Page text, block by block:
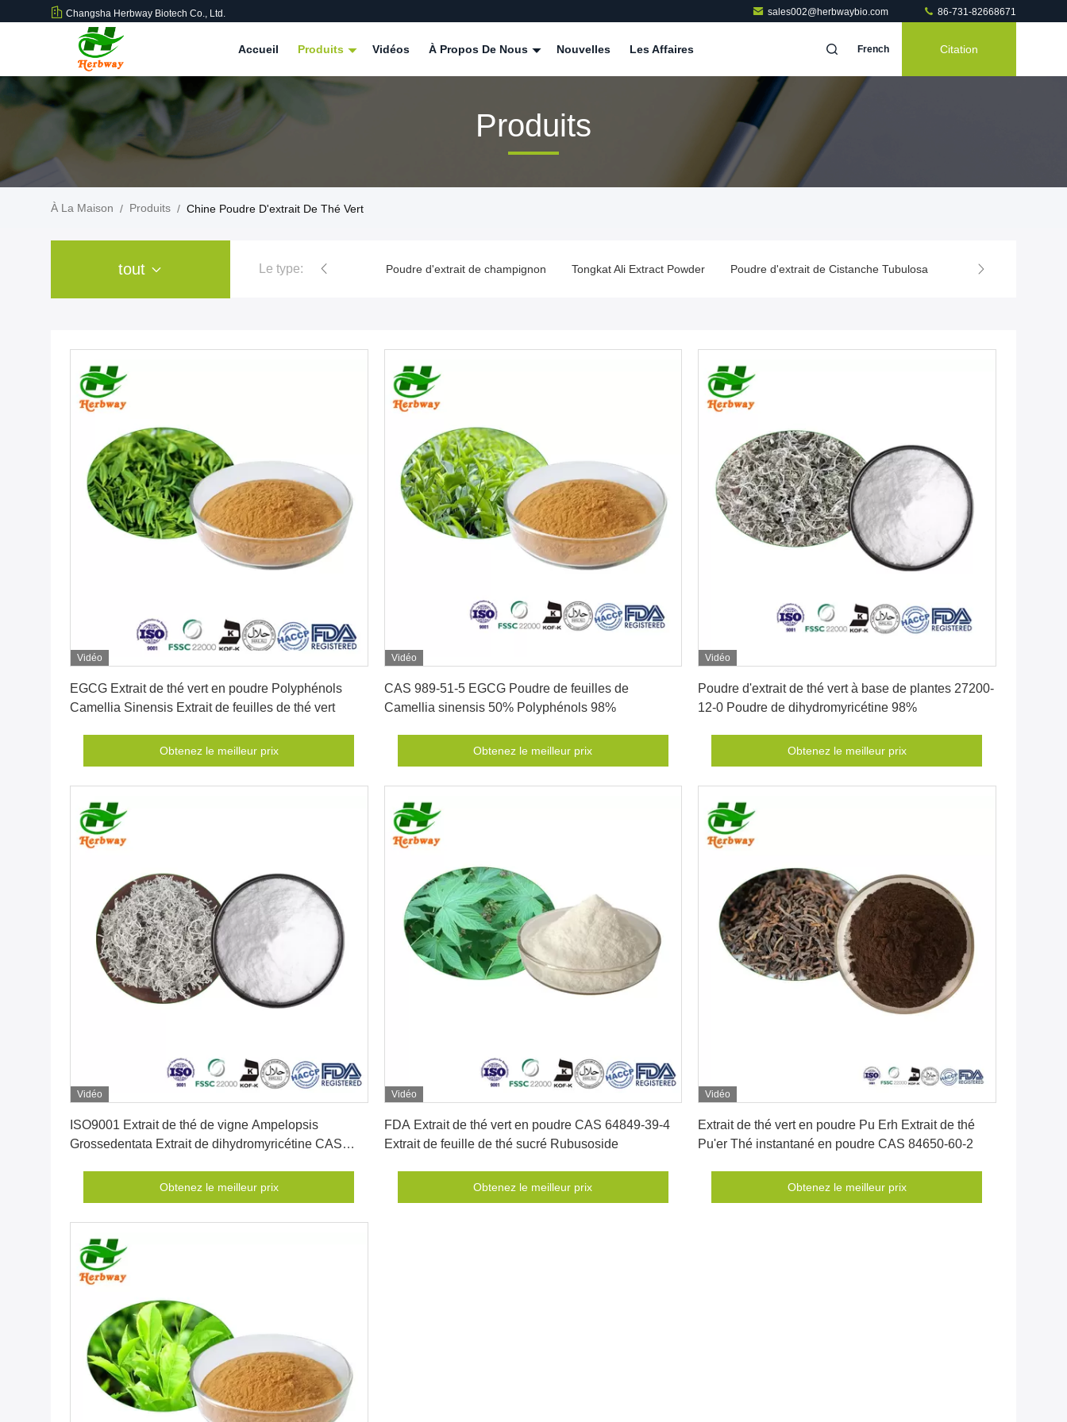
Changsha Herbway Biotech Co., Ltd. sales002@herbwaybio.com 86-731-82668671
Accueil Produits Vidéos À Propos De Nous Nouvelles Les Affaires French Citation
Produits
À La Maison / Produits / Chine Poudre D'extrait De Thé Vert
tout Le type:
Poudre d'extrait de plante Poudre d'extrait de champignon Tongkat Ali Extract Powder Poudre d'extrait de Cistanche Tubulosa Poudre d'extrait de
Vidéo
EGCG Extrait de thé vert en poudre Polyphénols
Camellia Sinensis Extrait de feuilles de thé vert
Obtenez le meilleur prix
Vidéo
CAS 989-51-5 EGCG Poudre de feuilles de
Camellia sinensis 50% Polyphénols 98%
Obtenez le meilleur prix
Vidéo
Poudre d'extrait de thé vert à base de plantes 27200-
12-0 Poudre de dihydromyricétine 98%
Obtenez le meilleur prix
Vidéo
ISO9001 Extrait de thé de vigne Ampelopsis
Grossedentata Extrait de dihydromyricétine CAS
Obtenez le meilleur prix
Vidéo
FDA Extrait de thé vert en poudre CAS 64849-39-4
Extrait de feuille de thé sucré Rubusoside
Obtenez le meilleur prix
Vidéo
Extrait de thé vert en poudre Pu Erh Extrait de thé
Pu'er Thé instantané en poudre CAS 84650-60-2
Obtenez le meilleur prix